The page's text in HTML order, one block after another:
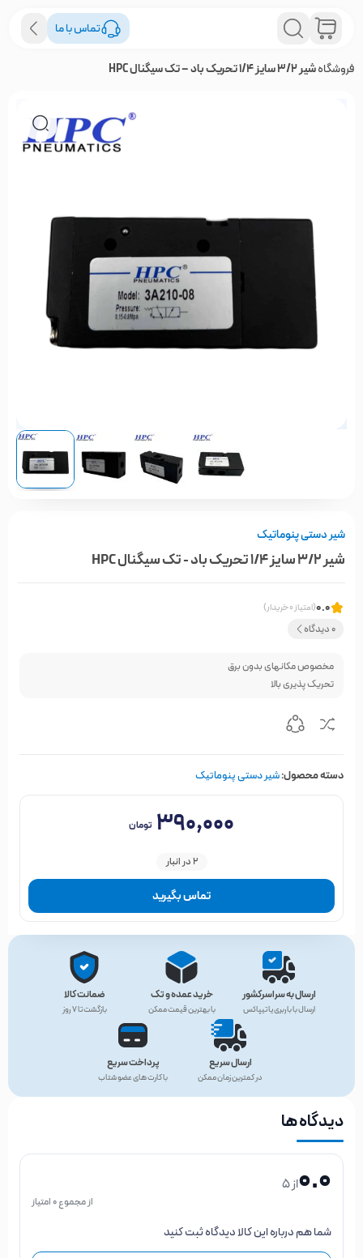
تماس با ما
فروشگاهشیر 3/2 سایز 1/4 تحریک باد – تک سیگنال HPC
شیر دستی پنوماتیک
شیر 3/2 سایز 1/4 تحریک باد - تک سیگنال HPC
0.0(امتیاز 0 خریدار)
0 دیدگاه
مخصوص مکانهای بدون برق
تحریک پذیری بالا
دسته محصول:شیر دستی پنوماتیک
۳۹۰,۰۰۰ تومان
2 در انبار
تماس بگیرید
ارسال به سراسرکشور
ارسال با باربری یا تیپاکس
خرید عمده و تک
با بهترین قیمت ممکن
ضمانت کالا
بازگشت تا ۷ روز
ارسال سریع
در کمترین زمان ممکن
پرداخت سریع
با کارت های عضو شتاب
دیدگاه ها
0.0از 5
از مجموع 0 امتیاز
شما هم درباره این کالا دیدگاه ثبت کنید